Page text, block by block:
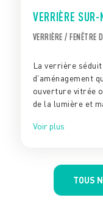
VERRIÈRE SUR-
VERRIÈRE / FENÊTRE
La verrière
d’aménagement
ouverture vitrée
de la lumière et
Voir plus
TOUS